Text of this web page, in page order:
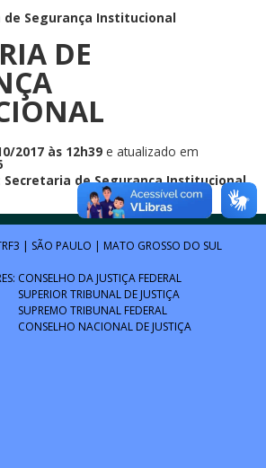
de Segurança Institucional
DE
2017 às 12h39e atualizado em
Secretaria de Segurança Institucional
| SÃO PAULO | MATO GROSSO DO SUL
CONSELHO DA JUSTIÇA FEDERAL
SUPERIOR TRIBUNAL DE JUSTIÇA
SUPREMO TRIBUNAL FEDERAL
CONSELHO NACIONAL DE JUSTIÇA